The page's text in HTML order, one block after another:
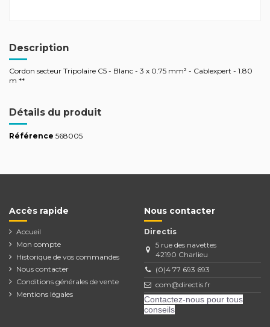
Description
Cordon secteur Tripolaire C5 - Blanc - 3 x 0.75 mm² - Cablexpert - 1.80
m **
Détails du produit
Référence 568005
Accès rapide
Accueil
Mon compte
Historique de vos commandes
Nous contacter
Conditions générales de vente
Mentions légales
Nous contacter
Directis
5 rue des navettes
42190 Charlieu
(0)4 77 693 693
com@directis.fr
Contactez-nous pour tous
conseils